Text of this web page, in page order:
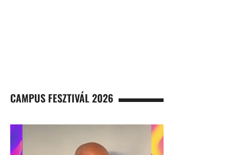
CAMPUS FESZTIVÁL 2026